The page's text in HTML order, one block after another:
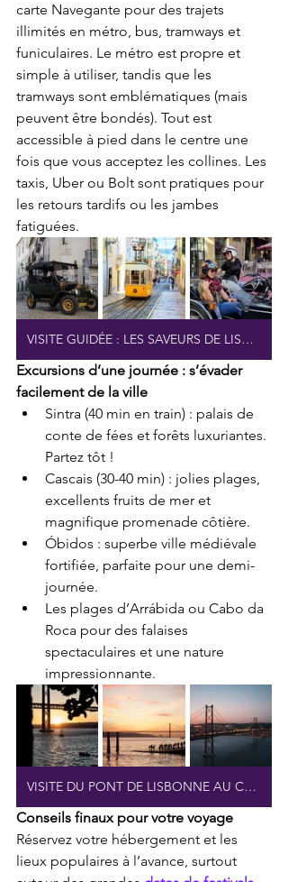
carte Navegante pour des trajets
illimités en métro, bus, tramways et
funiculaires. Le métro est propre et
simple à utiliser, tandis que les
tramways sont emblématiques (mais
peuvent être bondés). Tout est
accessible à pied dans le centre une
fois que vous acceptez les collines. Les
taxis, Uber ou Bolt sont pratiques pour
les retours tardifs ou les jambes
fatiguées.
VISITE GUIDÉE : LES SAVEURS DE LISBONNE
Excursions d’une journée : s’évader
facilement de la ville
Sintra (40 min en train) : palais de
conte de fées et forêts luxuriantes.
Partez tôt !
Cascais (30-40 min) : jolies plages,
excellents fruits de mer et
magnifique promenade côtière.
Óbidos : superbe ville médiévale
fortifiée, parfaite pour une demi-
journée.
Les plages d’Arrábida ou Cabo da
Roca pour des falaises
spectaculaires et une nature
impressionnante.
VISITE DU PONT DE LISBONNE AU COUCHER DU SOLEIL
Conseils finaux pour votre voyage
Réservez votre hébergement et les
lieux populaires à l’avance, surtout